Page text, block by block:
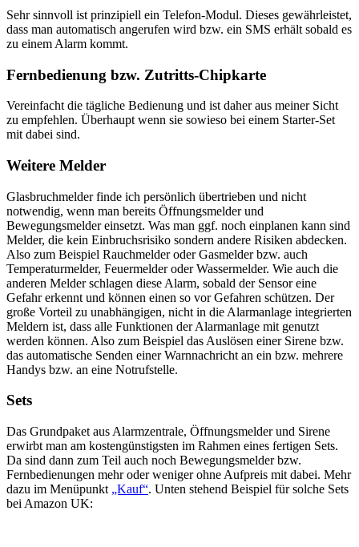
Sehr sinnvoll ist prinzipiell ein Telefon-Modul. Dieses gewährleistet,
dass man automatisch angerufen wird bzw. ein SMS erhält sobald es
zu einem Alarm kommt.
Fernbedienung bzw. Zutritts-Chipkarte
Vereinfacht die tägliche Bedienung und ist daher aus meiner Sicht
zu empfehlen. Überhaupt wenn sie sowieso bei einem Starter-Set
mit dabei sind.
Weitere Melder
Glasbruchmelder finde ich persönlich übertrieben und nicht
notwendig, wenn man bereits Öffnungsmelder und
Bewegungsmelder einsetzt. Was man ggf. noch einplanen kann sind
Melder, die kein Einbruchsrisiko sondern andere Risiken abdecken.
Also zum Beispiel Rauchmelder oder Gasmelder bzw. auch
Temperaturmelder, Feuermelder oder Wassermelder. Wie auch die
anderen Melder schlagen diese Alarm, sobald der Sensor eine
Gefahr erkennt und können einen so vor Gefahren schützen. Der
große Vorteil zu unabhängigen, nicht in die Alarmanlage integrierten
Meldern ist, dass alle Funktionen der Alarmanlage mit genutzt
werden können. Also zum Beispiel das Auslösen einer Sirene bzw.
das automatische Senden einer Warnnachricht an ein bzw. mehrere
Handys bzw. an eine Notrufstelle.
Sets
Das Grundpaket aus Alarmzentrale, Öffnungsmelder und Sirene
erwirbt man am kostengünstigsten im Rahmen eines fertigen Sets.
Da sind dann zum Teil auch noch Bewegungsmelder bzw.
Fernbedienungen mehr oder weniger ohne Aufpreis mit dabei. Mehr
dazu im Menüpunkt „Kauf“. Unten stehend Beispiel für solche Sets
bei Amazon UK: